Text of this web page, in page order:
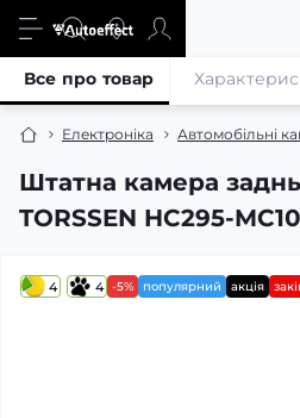
Електроніка Автомобільні
Штатна камера
TORSSEN HC295-
Все про товар
4 4 -5% популярний акція